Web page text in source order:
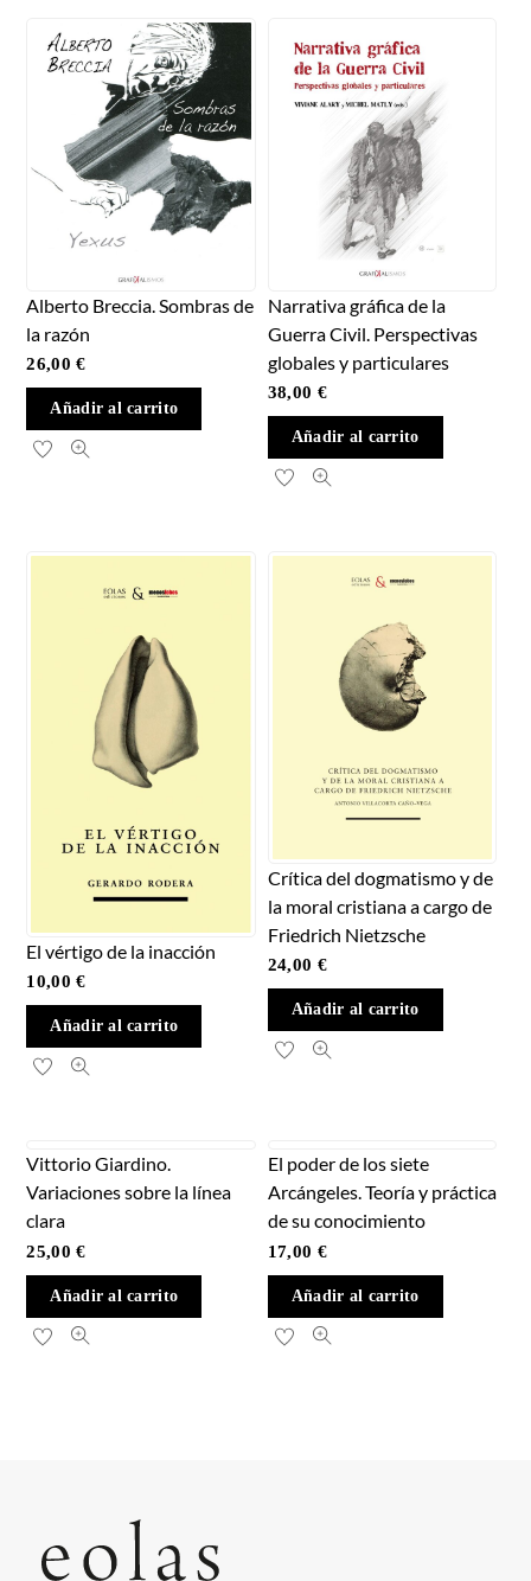
Alberto Breccia. Sombras de
la razón
26,00€
Añadir al carrito
Narrativa gráfica de la
Guerra Civil. Perspectivas
globales y particulares
38,00 €
Añadir al carrito
El vértigo de la inacción
10,00€
Añadir al carrito
Crítica del dogmatismo y de
la moral cristiana a cargo de
Friedrich Nietzsche
24,00 €
Añadir al carrito
Vittorio Giardino.
Variaciones sobre la línea
clara
25,00€
Añadir al carrito
El poder de los siete
Arcángeles. Teoría y práctica
de su conocimiento
17,00 €
Añadir al carrito